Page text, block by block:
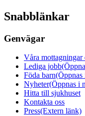
Snabblänkar
Genvägar
Våra mottagningar
Lediga jobb
Föda barn(Öppnas
Nyheter(Öppnas i
Hitta till sjukhuset
Kontakta oss
Press(Extern länk)